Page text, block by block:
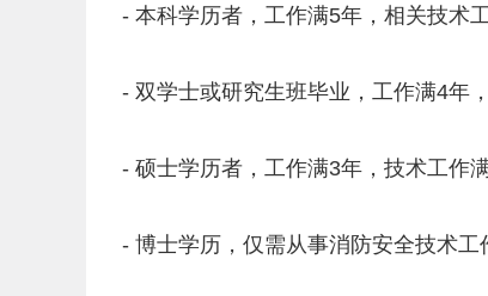
- 本科学历者，工作满5年，相关技术
- 双学士或研究生班毕业，工作满4年
- 硕士学历者，工作满3年，技术工作
- 博士学历，仅需从事消防安全技术工